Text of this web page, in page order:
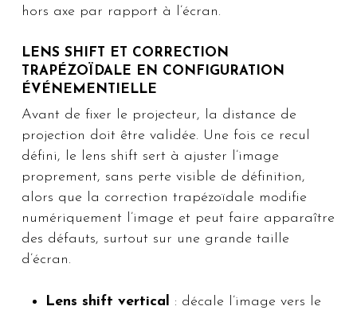
hors axe par rapport à l’écran.
LENS SHIFT ET CORRECTION
TRAPÉZOÏDALE EN CONFIGURATION
ÉVÉNEMENTIELLE
Avant de fixer le projecteur, la distance de
projection doit être validée. Une fois ce recul
défini, le lens shift sert à ajuster l’image
proprement, sans perte visible de définition,
alors que la correction trapézoïdale modifie
numériquement l’image et peut faire apparaître
des défauts, surtout sur une grande taille
d’écran.
Lens shift vertical : décale l’image vers le